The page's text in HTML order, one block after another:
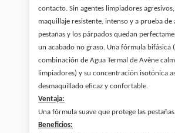
contacto. Sin agentes limpiadores agresivos,
maquillaje resistente, intenso y a prueba de
pestañas y los párpados quedan
un acabado no graso. Una fórmula bifásica
combinación de Agua Termal de Avène
limpiadores) y su concentración isotónica
desmaquillado eficaz y confortable.
Ventaja:
Una fórmula suave que protege las
Beneficios: